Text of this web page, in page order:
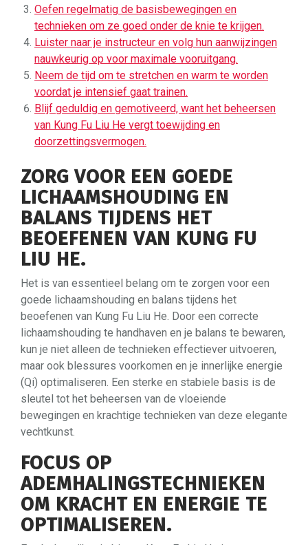
Oefen regelmatig de basisbewegingen en
technieken om ze goed onder de knie te krijgen.
Luister naar je instructeur en volg hun aanwijzingen
nauwkeurig op voor maximale vooruitgang.
Neem de tijd om te stretchen en warm te worden
voordat je intensief gaat trainen.
Blijf geduldig en gemotiveerd, want het beheersen
van Kung Fu Liu He vergt toewijding en
doorzettingsvermogen.
ZORG VOOR EEN GOEDE
LICHAAMSHOUDING EN
BALANS TIJDENS HET
BEOEFENEN VAN KUNG FU
LIU HE.
Het is van essentieel belang om te zorgen voor een
goede lichaamshouding en balans tijdens het
beoefenen van Kung Fu Liu He. Door een correcte
lichaamshouding te handhaven en je balans te bewaren,
kun je niet alleen de technieken effectiever uitvoeren,
maar ook blessures voorkomen en je innerlijke energie
(Qi) optimaliseren. Een sterke en stabiele basis is de
sleutel tot het beheersen van de vloeiende
bewegingen en krachtige technieken van deze elegante
vechtkunst.
FOCUS OP
ADEMHALINGSTECHNIEKEN
OM KRACHT EN ENERGIE TE
OPTIMALISEREN.